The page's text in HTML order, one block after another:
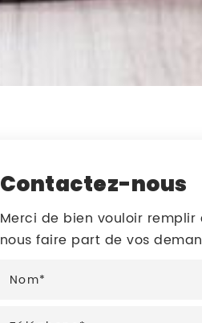
Contactez-nous
Merci de bien vouloir
nous faire part de vos